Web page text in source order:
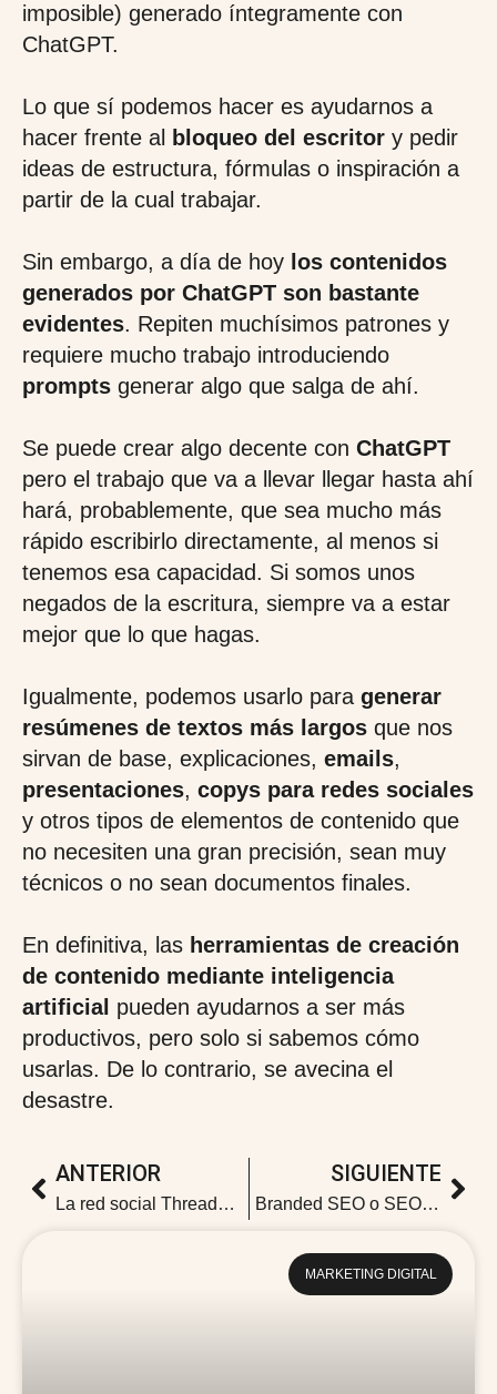
imposible) generado íntegramente con
ChatGPT.
Lo que sí podemos hacer es ayudarnos a
hacer frente al
bloqueo del escritor y pedir
ideas de estructura, fórmulas o inspiración a
partir de la cual trabajar.
Sin embargo, a día de hoy los contenidos
generados por ChatGPT son bastante
evidentes. Repiten muchísimos patrones y
requiere mucho trabajo introduciendo
prompts generar algo que salga de ahí.
Se puede crear algo decente con ChatGPT
pero el trabajo que va a llevar llegar hasta ahí
hará, probablemente, que sea mucho más
rápido escribirlo directamente, al menos si
tenemos esa capacidad. Si somos unos
negados de la escritura, siempre va a estar
mejor que lo que hagas.
Igualmente, podemos usarlo para generar
resúmenes de textos más largos que nos
sirvan de base, explicaciones, emails,
presentaciones, copys para redes sociales
y otros tipos de elementos de contenido que
no necesiten una gran precisión, sean muy
técnicos o no sean documentos finales.
En definitiva, las herramientas de creación
de contenido mediante inteligencia
artificial pueden ayudarnos a ser más
productivos, pero solo si sabemos cómo
usarlas. De lo contrario, se avecina el
desastre.
ANTERIOR
La red social Threads llega a España: guía de uso
SIGUIENTE
Branded SEO o SEO de marca: una estrategia clave en el marketing digital
MARKETING DIGITAL